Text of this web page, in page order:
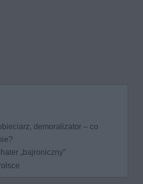
demoralizator – co
„bajroniczny”